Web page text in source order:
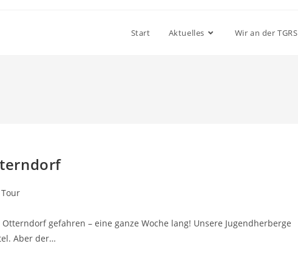
Start Aktuelles Wir an der TGRS
Tour
gefahren – eine ganze Woche lang! Unsere Jugendherberge
Aber der…